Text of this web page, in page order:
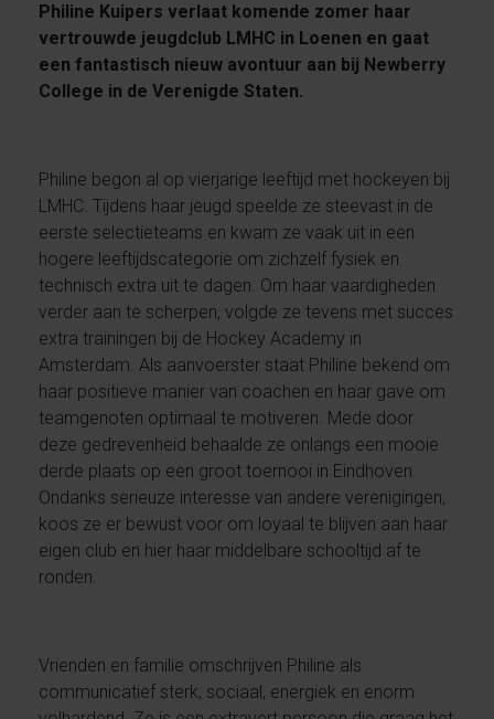
Philine Kuipers verlaat komende zomer haar
vertrouwde jeugdclub LMHC in Loenen en gaat
een fantastisch nieuw avontuur aan bij Newberry
College in de Verenigde Staten.
Philine begon al op vierjarige leeftijd met hockeyen bij
LMHC. Tijdens haar jeugd speelde ze steevast in de
eerste selectieteams en kwam ze vaak uit in een
hogere leeftijdscategorie om zichzelf fysiek en
technisch extra uit te dagen. Om haar vaardigheden
verder aan te scherpen, volgde ze tevens met succes
extra trainingen bij de Hockey Academy in
Amsterdam. Als aanvoerster staat Philine bekend om
haar positieve manier van coachen en haar gave om
teamgenoten optimaal te motiveren. Mede door
deze gedrevenheid behaalde ze onlangs een mooie
derde plaats op een groot toernooi in Eindhoven.
Ondanks serieuze interesse van andere verenigingen,
koos ze er bewust voor om loyaal te blijven aan haar
eigen club en hier haar middelbare schooltijd af te
ronden.
Vrienden en familie omschrijven Philine als
communicatief sterk, sociaal, energiek en enorm